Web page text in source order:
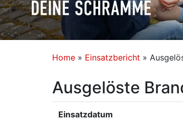
Home » Einsatzbericht »
Ausgelöste
Einsatzdatum